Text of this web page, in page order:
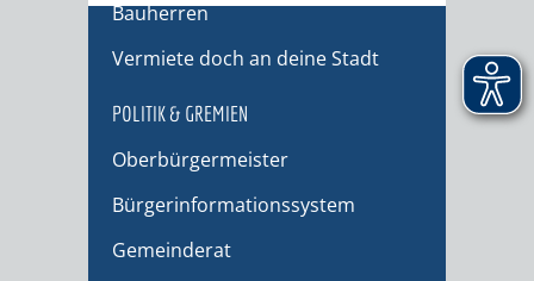
Bauherren
Vermiete doch an deine Stadt
POLITIK & GREMIEN
Oberbürgermeister
Bürgerinformationssystem
Gemeinderat